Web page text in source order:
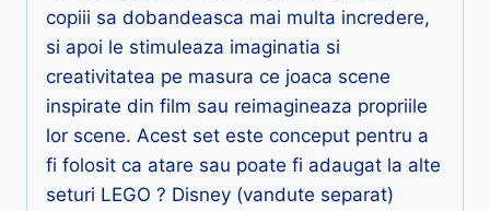
copiii sa dobandeasca mai multa incredere,
si apoi le stimuleaza imaginatia si
creativitatea pe masura ce joaca scene
inspirate din film sau reimagineaza propriile
lor scene. Acest set este conceput pentru a
fi folosit ca atare sau poate fi adaugat la alte
seturi LEGO ? Disney (vandute separat)